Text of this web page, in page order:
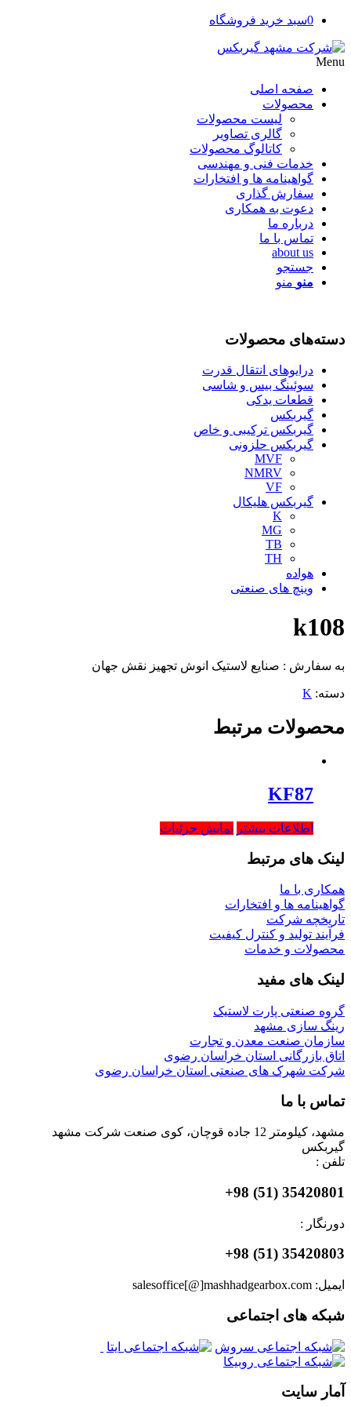
0سبد خرید فروشگاه
Menu
صفحه اصلی
محصولات
لیست محصولات
گالری تصاویر
کاتالوگ محصولات
خدمات فنی و مهندسی
گواهینامه ها و افتخارات
سفارش گذاری
دعوت به همکاری
درباره ما
تماس با ما
about us
جستجو
منو منو
دسته‌های محصولات
درایوهای انتقال قدرت
سوئینگ بیس و شاسی
قطعات یدکی
گیربکس
گیربکس ترکیبی و خاص
گیربکس حلزونی
MVF
NMRV
VF
گیربکس هلیکال
K
MG
TB
TH
هواده
وینچ های صنعتی
k108
به سفارش : صنایع لاستیک انوش تجهیز نقش جهان
دسته: K
محصولات مرتبط
KF87
اطلاعات بیشتر نمایش جزئیات
لینک های مرتبط
همکاری با ما
گواهینامه ها و افتخارات
تاریخچه شرکت
فرآیند تولید و کنترل کیفیت
محصولات و خدمات
لینک های مفید
گروه صنعتی پارت لاستیک
رینگ سازی مشهد
سازمان صنعت معدن و تجارت
اتاق بازرگانی استان خراسان رضوی
شرکت شهرک های صنعتی استان خراسان رضوی
تماس با ما
مشهد، کیلومتر 12 جاده قوچان، کوی صنعت شرکت مشهد
گیربکس
تلفن :
35420801 (51) 98+
دورنگار :
35420803 (51) 98+
ایمیل: salesoffice[@]mashhadgearbox.com
شبکه های اجتماعی
آمار سایت